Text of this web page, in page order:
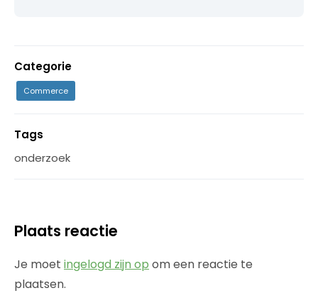
Categorie
Commerce
Tags
onderzoek
Plaats reactie
Je moet ingelogd zijn op om een reactie te
plaatsen.